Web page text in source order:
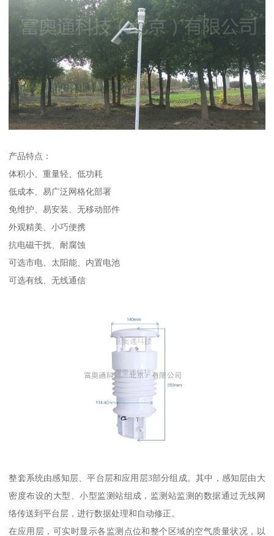
产品特点：
体积小、重量轻、低功耗
低成本、易广泛网格化部署
免维护、易安装、无移动部件
外观精美、小巧便携
抗电磁干扰、耐腐蚀
可选市电、太阳能、内置电池
可选有线、无线通信
整套系统由感知层、平台层和应用层3部分组成。其中，感知层由大
密度布设的大型、小型监测站组成，监测站监测的数据通过无线网
络传送到平台层，进行数据处理和自动修正。
在应用层，可实时显示各监测点位和整个区域的空气质量状况，以